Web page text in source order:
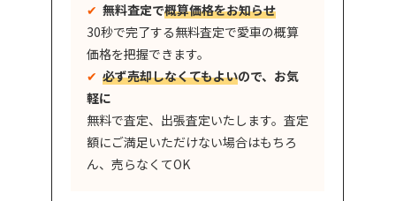
✔︎ 無料査定で概算価格をお知らせ
30秒で完了する無料査定で愛車の概算
価格を把握できます。
✔︎ 必ず売却しなくてもよいので、お気
軽に
無料で査定、出張査定いたします。査定
額にご満足いただけない場合はもちろ
ん、売らなくてOK